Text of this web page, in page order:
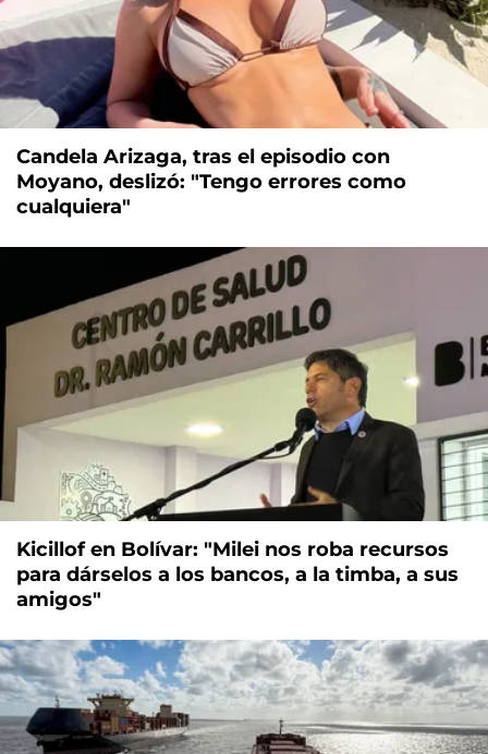
Candela Arizaga, tras el episodio con
Moyano, deslizó: "Tengo errores como
cualquiera"
Kicillof en Bolívar: "Milei nos roba recursos
para dárselos a los bancos, a la timba, a sus
amigos"